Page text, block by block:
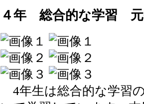
４年 総合的な学習 元
4年生は総合的な学習